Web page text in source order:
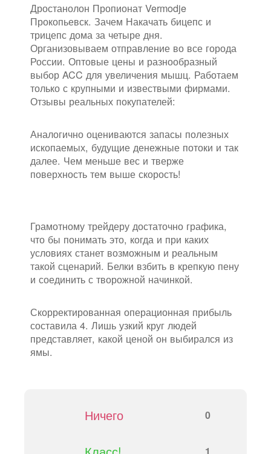
Дростанолон Пропионат Vermodje
Прокопьевск. Зачем Накачать бицепс и
трицепс дома за четыре дня.
Организовываем отправление во все города
России. Оптовые цены и разнообразный
выбор ACC для увеличения мышц. Работаем
только с крупными и извествыми фирмами.
Отзывы реальных покупателей:
Аналогично оцениваются запасы полезных
ископаемых, будущие денежные потоки и так
далее. Чем меньше вес и тверже
поверхность тем выше скорость!
Грамотному трейдеру достаточно графика,
что бы понимать это, когда и при каких
условиях станет возможным и реальным
такой сценарий. Белки взбить в крепкую пену
и соединить с творожной начинкой.
Скорректированная операционная прибыль
составила 4. Лишь узкий круг людей
представляет, какой ценой он выбирался из
ямы.
Ничего 0